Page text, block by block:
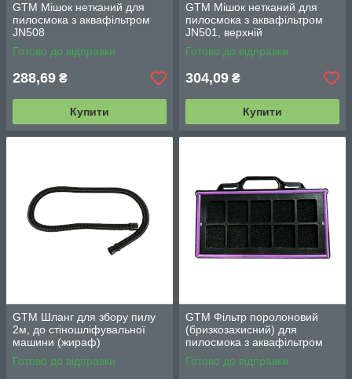
GTM Мішок нетканий для
пилосмока з аквафільтром
JN508
Готово до відправки
288,69 ₴
Купити
GTM Мішок нетканий для
пилосмока з аквафільтром
JN501, верхній
Готово до відправки
304,09 ₴
Купити
GTM Шланг для збору пилу
2м, до стіношліфувальної
машини (жираф)
Готово до відправки
GTM Фільтр поролоновий
(бризкозахисний) для
пилосмока з аквафільтром
JN501
Готово до відправки